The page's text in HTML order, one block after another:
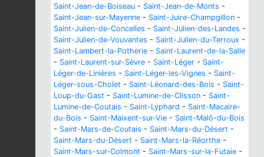
Saint-Jean-de-Boiseau - Saint-Jean-de-Monts -
Saint-Jean-sur-Mayenne - Saint-Juire-Champgillon -
Saint-Julien-de-Concelles - Saint-Julien-des-Landes -
Saint-Julien-de-Vouvantes - Saint-Julien-du-Terroux -
Saint-Lambert-la-Potherie - Saint-Laurent-de-la-Salle
- Saint-Laurent-sur-Sèvre - Saint-Léger - Saint-
Léger-de-Linières - Saint-Léger-les-Vignes - Saint-
Léger-sous-Cholet - Saint-Léonard-des-Bois - Saint-
Loup-du-Gast - Saint-Lumine-de-Clisson - Saint-
Lumine-de-Coutais - Saint-Lyphard - Saint-Macaire-
du-Bois - Saint-Maixent-sur-Vie - Saint-Malô-du-Bois
- Saint-Mars-de-Coutais - Saint-Mars-du-Désert -
Saint-Mars-du-Désert - Saint-Mars-la-Réorthe -
Saint-Mars-sur-Colmont - Saint-Mars-sur-la-Futaie -